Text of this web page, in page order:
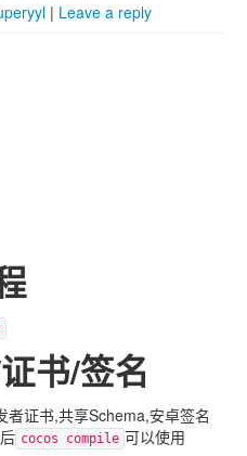
| Leave a reply
书/签名
者证书,共享Schema,安卓签名
cocos compile 可以使用